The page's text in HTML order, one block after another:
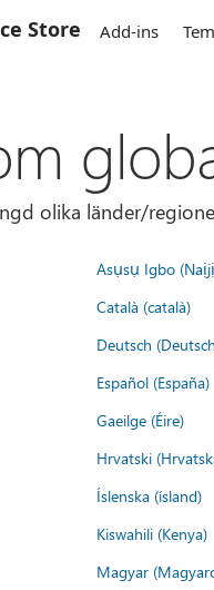
Store Add-ins
olika länder/
Asụsụ Igbo
Català (català)
Deutsch
Español (España)
Gaeilge (Éire)
Hrvatski
Íslenska (ísland)
Kiswahili (Kenya)
Magyar